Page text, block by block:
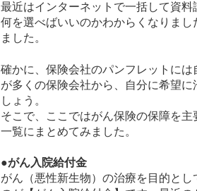
最近はインターネットで一括して資
何を選べばいいのかわからくなりま
ました。
確かに、保険会社のパンフレットに
が多くの保険会社から、自分に希望
しょう。
そこで、ここではがん保険の保障を
一覧にまとめてみました。
●がん入院給付金
がん（悪性新生物）の治療を目的と